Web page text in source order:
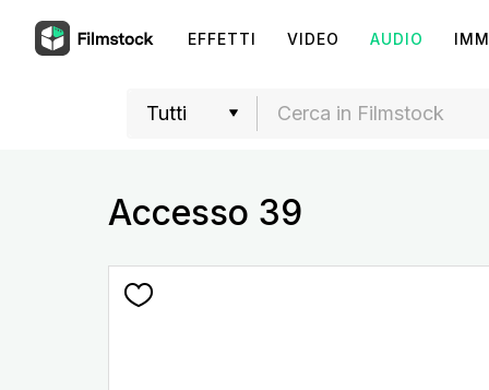
EFFETTI VIDEO AUDIO
Accesso 39